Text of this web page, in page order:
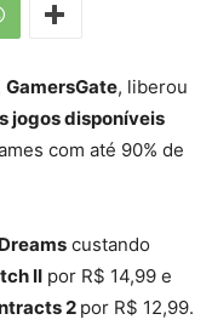
GamersGate, liberou
jogos disponíveis
com até 90% de
custando
II por R$ 14,99 e
2 por R$ 12,99.